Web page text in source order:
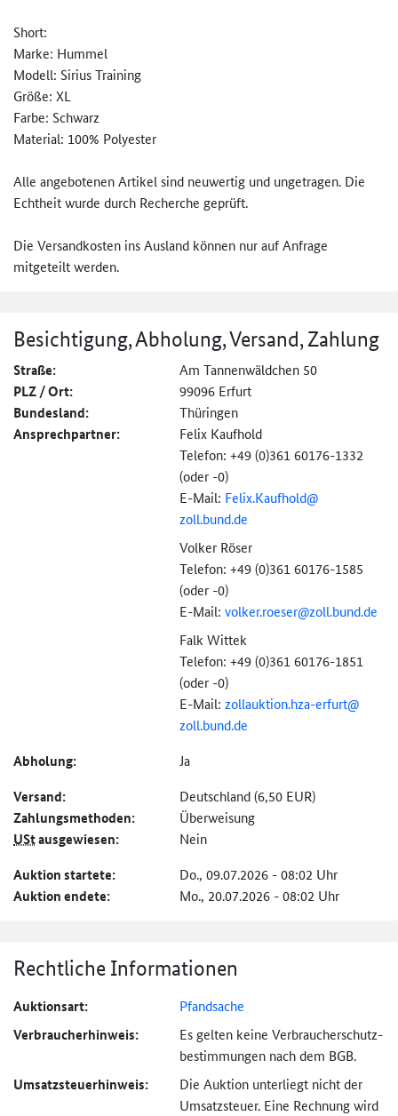
Short:
Marke: Hummel
Modell: Sirius Training
Größe: XL
Farbe: Schwarz
Material: 100% Polyester
Alle angebotenen Artikel sind neuwertig und ungetragen. Die
Echtheit wurde durch Recherche geprüft.
Die Versandkosten ins Ausland können nur auf Anfrage
mitgeteilt werden.
Besichtigung, Abholung, Versand, Zahlung
Straße: Am Tannenwäldchen 50
PLZ / Ort: 99096 Erfurt
Bundesland: Thüringen
Ansprechpartner:
Felix Kaufhold
Telefon: +49 (0)361 60176-1332
(oder -0)
E-Mail: Felix.Kaufhold@
zoll.bund.de
Volker Röser
Telefon: +49 (0)361 60176-1585
(oder -0)
E-Mail: volker.roeser@zoll.bund.de
Falk Wittek
Telefon: +49 (0)361 60176-1851
(oder -0)
E-Mail: zollauktion.hza-erfurt@
zoll.bund.de
Abholung: Ja
Versand: Deutschland (6,50 EUR)
Zahlungs­methoden: Überweisung
UStausgewiesen: Nein
Auktion startete: Do., 09.07.2026 - 08:02 Uhr
Auktion endete: Mo., 20.07.2026 - 08:02 Uhr
Rechtliche Informationen
Auktionsart: Pfandsache
Verbraucher­hinweis:
Es gelten keine Verbraucher­schutz­
bestimmungen nach dem BGB.
Umsatzsteuer­hinweis:
Die Auktion unterliegt nicht der
Umsatzsteuer. Eine Rechnung wird